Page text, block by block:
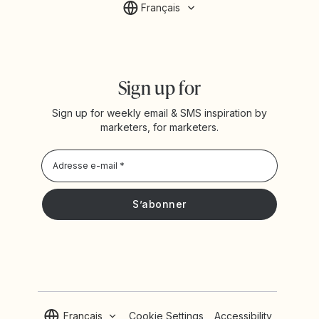
Français
Sign up for
Sign up for weekly email & SMS inspiration by
marketers, for marketers.
Français Cookie Settings Accessibility